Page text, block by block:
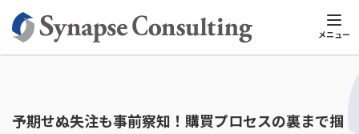
メニュー
シナプスTOP シナプスビジネスナレッジ 予期せ
予期せぬ失注も事前察知！購買プロセスの裏まで掴